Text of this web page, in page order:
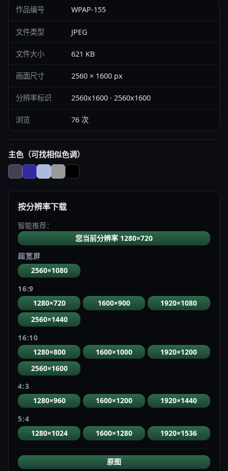
作品编号 WPAP-155
文件类型 JPEG
文件大小 621 KB
画面尺寸 2560 × 1600 px
分辨率标识 2560x1600 · 2560x1600
浏览 76 次
主色（可找相似色调）
按分辨率下载
智能推荐：
您当前分辨率 1280×720
超宽屏
2560×1080
16:9
1280×720
1600×900
1920×1080
2560×1440
16:10
1280×800
1600×1000
1920×1200
2560×1600
4:3
1280×960
1600×1200
1920×1440
5:4
1280×1024
1600×1280 1920×1536
原图